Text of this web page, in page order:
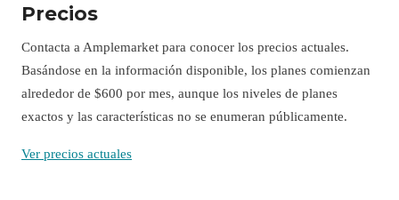
Precios
Contacta a Amplemarket para conocer los precios actuales.
Basándose en la información disponible, los planes comienzan
alrededor de $600 por mes, aunque los niveles de planes
exactos y las características no se enumeran públicamente.
Ver precios actuales